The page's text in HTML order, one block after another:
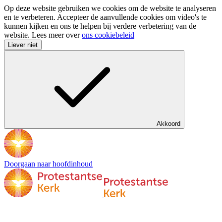
Op deze website gebruiken we cookies om de website te analyseren
en te verbeteren. Accepteer de aanvullende cookies om video's te
kunnen kijken en ons te helpen bij verdere verbetering van de
website. Lees meer overons cookiebeleid
Liever niet
Akkoord
Doorgaan naar hoofdinhoud